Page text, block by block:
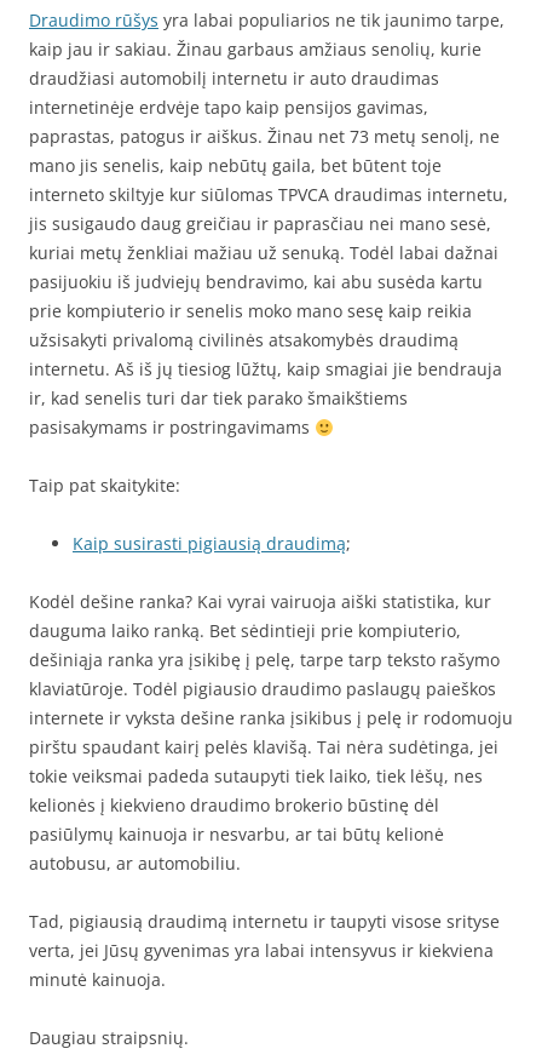
Draudimo rūšys yra labai populiarios ne tik jaunimo tarpe,
kaip jau ir sakiau. Žinau garbaus amžiaus senolių, kurie
draudžiasi automobilį internetu ir auto draudimas
internetinėje erdvėje tapo kaip pensijos gavimas,
paprastas, patogus ir aiškus. Žinau net 73 metų senolį, ne
mano jis senelis, kaip nebūtų gaila, bet būtent toje
interneto skiltyje kur siūlomas TPVCA draudimas internetu,
jis susigaudo daug greičiau ir paprasčiau nei mano sesė,
kuriai metų ženkliai mažiau už senuką. Todėl labai dažnai
pasijuokiu iš judviejų bendravimo, kai abu susėda kartu
prie kompiuterio ir senelis moko mano sesę kaip reikia
užsisakyti privalomą civilinės atsakomybės draudimą
internetu. Aš iš jų tiesiog lūžtų, kaip smagiai jie bendrauja
ir, kad senelis turi dar tiek parako šmaikštiems
pasisakymams ir postringavimams
Taip pat skaitykite:
Kaip susirasti pigiausią draudimą;
Kodėl dešine ranka? Kai vyrai vairuoja aiški statistika, kur
dauguma laiko ranką. Bet sėdintieji prie kompiuterio,
dešiniąja ranka yra įsikibę į pelę, tarpe tarp teksto rašymo
klaviatūroje. Todėl pigiausio draudimo paslaugų paieškos
internete ir vyksta dešine ranka įsikibus į pelę ir rodomuoju
pirštu spaudant kairį pelės klavišą. Tai nėra sudėtinga, jei
tokie veiksmai padeda sutaupyti tiek laiko, tiek lėšų, nes
kelionės į kiekvieno draudimo brokerio būstinę dėl
pasiūlymų kainuoja ir nesvarbu, ar tai būtų kelionė
autobusu, ar automobiliu.
Tad, pigiausią draudimą internetu ir taupyti visose srityse
verta, jei Jūsų gyvenimas yra labai intensyvus ir kiekviena
minutė kainuoja.
Daugiau straipsnių.